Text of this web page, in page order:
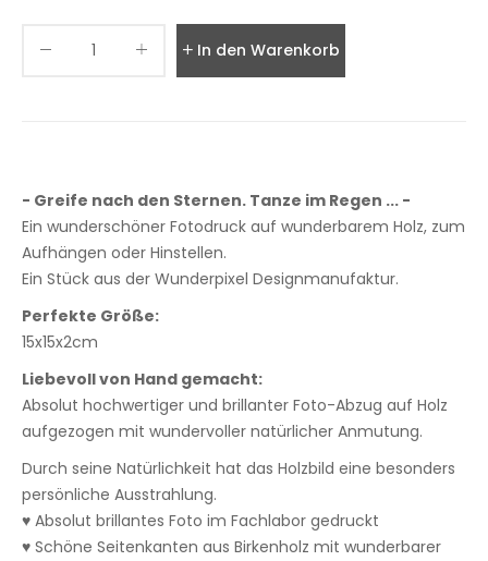
In den Warenkorb legen
- Greife nach den Sternen. Tanze im Regen ... -
Ein wunderschöner Fotodruck auf wunderbarem Holz, zum
Aufhängen oder Hinstellen.
Ein Stück aus der Wunderpixel Designmanufaktur.
Perfekte Größe:
15x15x2cm
Liebevoll von Hand gemacht:
Absolut hochwertiger und brillanter Foto-Abzug auf Holz
aufgezogen mit wundervoller natürlicher Anmutung.
Durch seine Natürlichkeit hat das Holzbild eine besonders
persönliche Ausstrahlung.
♥ Absolut brillantes Foto im Fachlabor gedruckt
♥ Schöne Seitenkanten aus Birkenholz mit wunderbarer